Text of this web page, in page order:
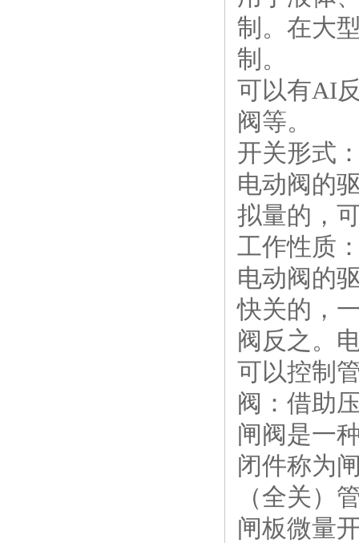
制。在大
制。
可以有AI
阀等。
开关形式
电动阀的
拟量的，
工作性质
电动阀的
快关的，
阀反之。
可以控制
阀：借助
闸阀是一
闭件称为
（全关）
闸板微量